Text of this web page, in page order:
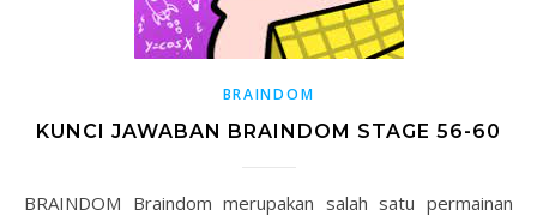
BRAINDOM
KUNCI JAWABAN BRAINDOM STAGE 56-60
BRAINDOM Braindom merupakan salah satu permainan